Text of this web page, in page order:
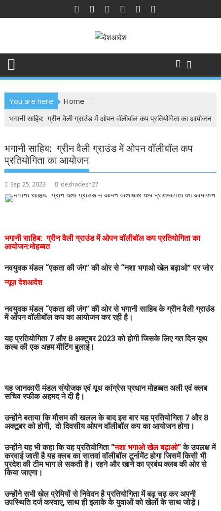
to
You are here
Home
भगानी साहिब: ग्रीन वैली ग्राउंड में ओपन वॉलीबॉल कप प्रतियोगिता का आयोजन
भगानी साहिब: ग्रीन वैली ग्राउंड में ओपन वॉलीबॉल कप
प्रतियोगिता का आयोजन
Sep 25, 2023 deshadesh27
भगानी साहिब: ग्रीन वैली ग्राउंड में ओपन वॉलीबॉल कप प्रतियोगिता का
आयोजन:मोहब्बत
नवयुवक मंडल “एकता की जंग” की ओर से “नशा भगाओ खेल बढ़ाओ” पर जोर
न्यूज़ देशआदेश
नवयुवक मंडल “एकता की जंग” की ओर से भगानी साहिब के ग्रीन वैली ग्राउंड
में ओपन वॉलीबॉल कप का आयोजन कर रही है।
यह प्रतियोगिता 7 और 8 अक्टूबर 2023 को होगी जिसके लिए गत दिन यूथ
कल्ब की एक अहम मीटिंग बुलाई।
यह जानकारी मंडल संयोजक एवं यूथ कांग्रेस प्रधान मोहब्बत अली एवं क्लब
सचिव रफीक अहमद ने दी है।
उन्होंने बताया कि मौसम की खलल के बाद इस बार यह प्रतियोगिता 7 और 8
अक्टूबर को होगी, दो दिवसीय ओपन वॉलीबॉल कप का आयोजन होगा।
उन्होंने यह भी कहा कि यह प्रतियोगिता “नशा भगाओ खेल बढ़ाओ”के उपलक्ष में
करवाई जाती है यह क्लब का सातवां वॉलीबॉल टूर्नामेंट होगा जिसमें किसी भी
प्रदेश की टीम भाग ले सकती है। रहने और खाने का प्रबंध क्लब की ओर से
किया जाएगा।
उन्होंने सभी खेल प्रेमियों से निवेदन है प्रतियोगिता में बढ़ चढ़ कर अपनी
उपस्थिति दर्ज करवाए, साथ ही इलाके के युवाओं को खेलों के साथ जोड़े।